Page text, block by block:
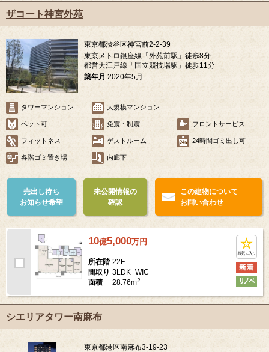
ザコート神宮外苑
東京都渋谷区神宮前2-2-39
東京メトロ銀座線「外苑前駅」徒歩8分
都営大江戸線「国立競技場駅」徒歩11分
築年月 2020年5月
タワーマンション 大規模マンション
ペット可 免震・制震 フロントサービス
フィットネス ゲストルーム 24時間ゴミ出し可
各階ゴミ置き場 内廊下
売出し待ち
お知らせ希望
未公開情報の
確認
この建物について
お問い合わせ
10億5,000万円
所在階 22F
間取り 3LDK+WIC
面積
28.76m2
シエリアタワー南麻布
東京都港区南麻布3-19-23